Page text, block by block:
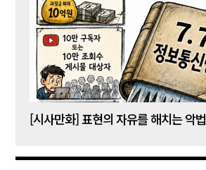
[시사만화] 표현의 자유를 해치는 악법